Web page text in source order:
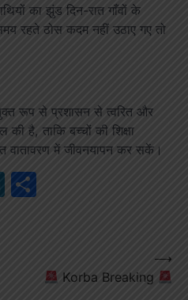
का झुंड दिन-रात गाँवों के
रहते ठोस कदम नहीं उठाए गए तो
रूप से प्रशासन से त्वरित और
की है, ताकि बच्चों की शिक्षा
वातावरण में जीवनयापन कर सकें।
LinkedIn
Korba Breaking
⟶